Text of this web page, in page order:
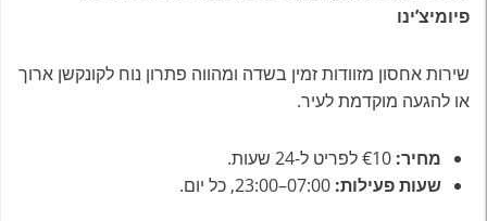
פיומיצ’ינו
שירות אחסון מזוודות זמין בשדה ומהווה פתרון נוח לקונקשן ארוך
או להגעה מוקדמת לעיר.
מחיר:
שעות פעילות: